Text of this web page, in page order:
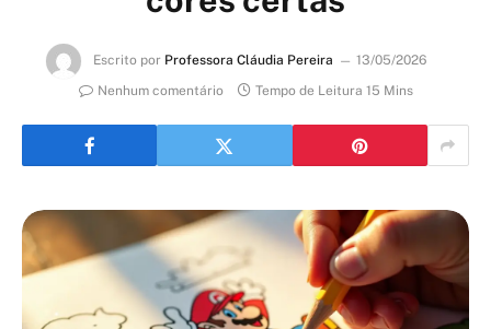
Escrito por Professora Cláudia Pereira
13/05/2026
Nenhum comentário
Tempo de Leitura 15 Mins